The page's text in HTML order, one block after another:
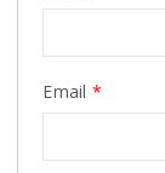
Email *